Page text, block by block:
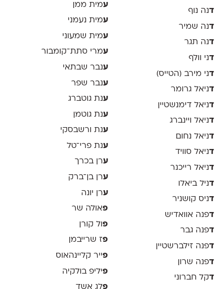
דנה נוף
דנה שמיר
דנה תגר
דני וולף
דני מירב (הטייס)
דניאל גרומר
דניאל דימנשטיין
דניאל ויינברג
דניאל נחום
דניאל סוויד
דניאל רייכנר
דניל ביאלו
דניס קושניר
דפנה אוואדיש
דפנה גבר
דפנה זילברשטיין
דפנה שרון
דקל חברוני
עמית ממן
עמית נעמני
עמית שמעוני
עמרי סתת־קומבור
ענבר שבתאי
ענבר שפר
ענת גוטברג
ענת גוטמן
ענת ורשבסקי
ענת פרי־טל
ערן בכרך
ערן בן־ברק
ערן יונה
פאולה שר
פ ול קורן
פז שרייבמן
פייר קליינהאוס
פיליפ בולקיה
פלג אשד